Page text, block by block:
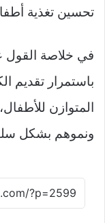
تحسين تغذية
في خلاصة القول
باستمرار تقديم
المتوازن
ونموهم بشكل